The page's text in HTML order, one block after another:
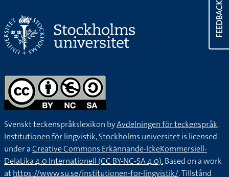
FEEDBACK
Svenskt teckenspråkslexikon byAvdelningen för teckenspråk,
Institutionen för lingvistik, Stockholms universitetis licensed
under aCreative Commons Erkännande-IckeKommersiell-
DelaLika 4.0 Internationell (CC BY-NC-SA 4.0).Based on a work
athttps://www.su.se/institutionen-for-lingvistik/. Tillstånd